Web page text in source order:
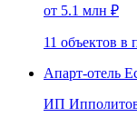
от 5.1 млн ₽
11 объектов в
Апарт-отель
ИП